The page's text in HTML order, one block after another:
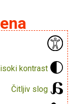
kontrast
Čitljiv slog